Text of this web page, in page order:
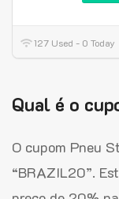
127 Used - 0 Today
Qual é o
O cupom Pneu
“BRAZIL20”.